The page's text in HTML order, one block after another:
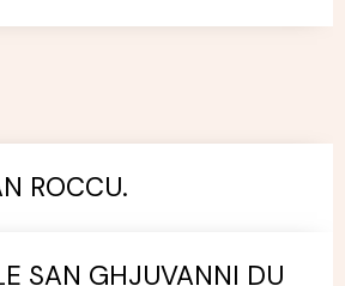
ROCCU.
SAN GHJUVANNI DU